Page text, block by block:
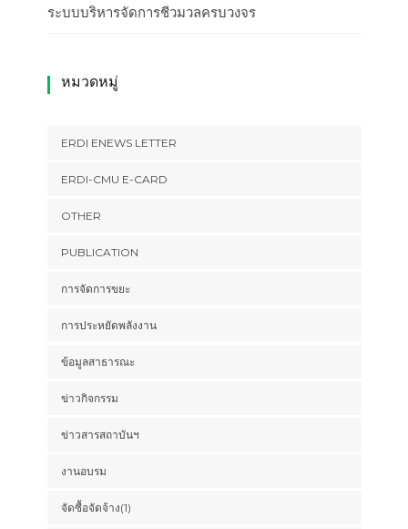
ระบบบริหารจัดการชีวมวลครบวงจร
หมวดหมู่
ERDI ENEWS LETTER
ERDI-CMU E-CARD
OTHER
PUBLICATION
การจัดการขยะ
การประหยัดพลังงาน
ข้อมูลสาธารณะ
ข่าวกิจกรรม
ข่าวสารสถาบันฯ
งานอบรม
จัดซื้อจัดจ้าง(1)